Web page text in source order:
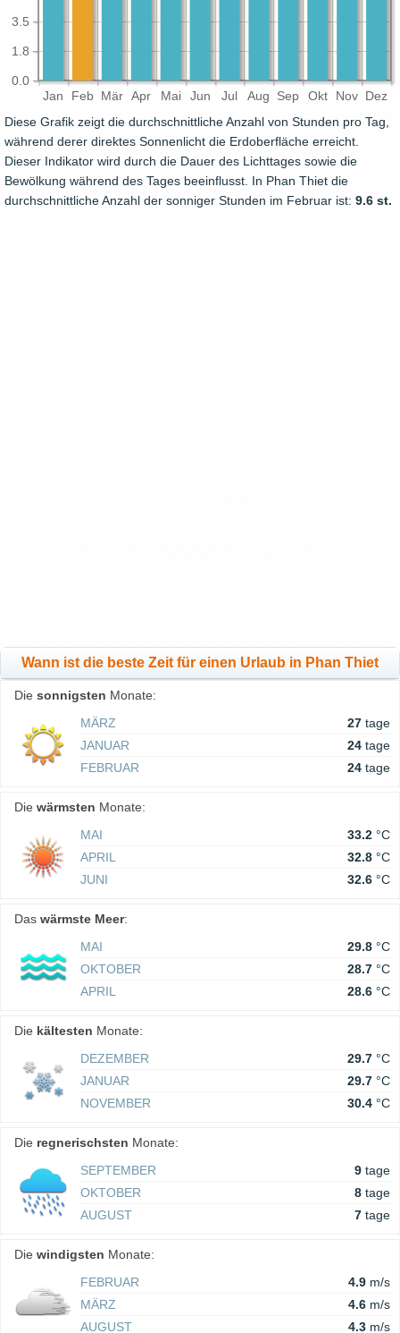
Jan Feb Mär Apr Mai Jun Jul Aug Sep Okt Nov Dez
0.0
1.8
3.5
Diese Grafik zeigt die durchschnittliche Anzahl von Stunden pro Tag,
während derer direktes Sonnenlicht die Erdoberfläche erreicht.
Dieser Indikator wird durch die Dauer des Lichttages sowie die
Bewölkung während des Tages beeinflusst. In Phan Thiet die
durchschnittliche Anzahl der sonniger Stunden im Februar ist: 9.6 st.
Wann ist die beste Zeit für einen Urlaub in Phan Thiet
Die sonnigsten Monate:
MÄRZ
27 tage
JANUAR
24 tage
FEBRUAR
24 tage
Die wärmsten Monate:
MAI
33.2 °C
APRIL
32.8 °C
JUNI
32.6 °C
Das wärmste Meer:
MAI
29.8 °C
OKTOBER
28.7 °C
APRIL
28.6 °C
Die kältesten Monate:
DEZEMBER
29.7 °C
JANUAR
29.7 °C
NOVEMBER
30.4 °C
Die regnerischsten Monate:
SEPTEMBER
9 tage
OKTOBER
8 tage
AUGUST
7 tage
Die windigsten Monate:
FEBRUAR
4.9 m/s
MÄRZ
4.6 m/s
AUGUST
4.3 m/s